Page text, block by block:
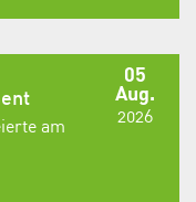
05
Aug.
2026
am